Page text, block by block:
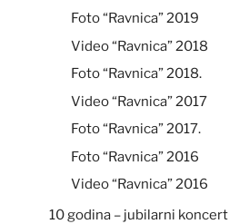
Foto “Ravnica” 2019
Video “Ravnica” 2018
Foto “Ravnica” 2018.
Video “Ravnica” 2017
Foto “Ravnica” 2017.
Foto “Ravnica” 2016
Video “Ravnica” 2016
10 godina – jubilarni koncert